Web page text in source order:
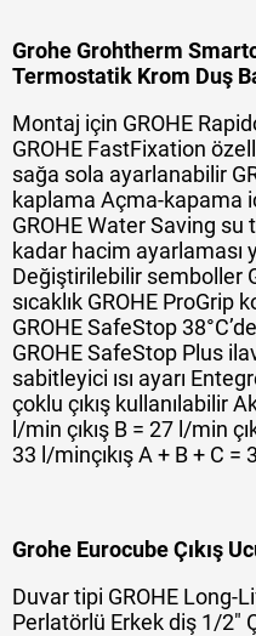
Grohe Grohtherm
Termostatik Krom Duş
Montaj için GROHE
GROHE FastFixation
sağa sola ayarlanabilir
kaplama Açma-kapama
GROHE Water Saving su
kadar hacim ayarlaması
Değiştirilebilir semboller
sıcaklık GROHE ProGrip
GROHE SafeStop
GROHE SafeStop Plus
sabitleyici ısı ayarı
çoklu çıkış kullanılabilir
l/min çıkış B = 27 l/min
33 l/minçıkış A + B + C =
Grohe Eurocube Çıkış
Duvar tipi GROHE Long-
Perlatörlü Erkek diş 1/2"